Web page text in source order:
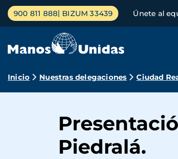
Pasar
contenido
Menú
principal
900 811 888 BIZUM 33439 Únete al
Ruta
navegación
Inicio Nuestras delegaciones Ciudad
Piedralá.